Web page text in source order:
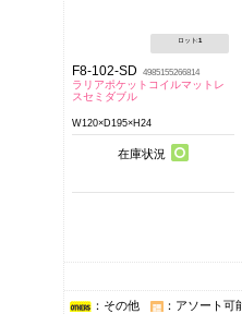
ロット:1
F8-102-SD 4985155266814
ラリアポケットコイルマットレ
スセミダブル
W120×D195×H24
在庫状況
：その他
：アソート可